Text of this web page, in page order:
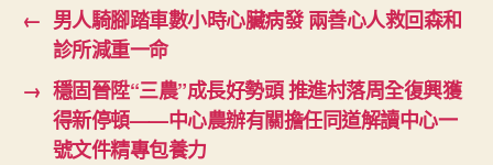
← 男人騎腳踏車數小時心臟病發 兩善心人救回森和
診所減重一命
→ 穩固晉陞“三農”成長好勢頭 推進村落周全復興獲
得新停頓——中心農辦有關擔任同道解讀中心一
號文件精專包養力